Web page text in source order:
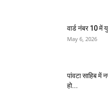
वार्ड नंबर 10 में
May 6, 2026
पांवटा साहिब में
हो...